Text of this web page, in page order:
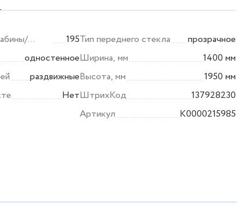
195
одностенное
раздвижные
Нет
Тип переднего стекла
прозрачное
Ширина, мм
1400 мм
Высота, мм
1950 мм
ШтрихКод
137928230
Артикул
K0000215985